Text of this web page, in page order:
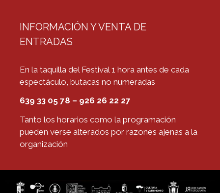
INFORMACIÓN Y VENTA DE
ENTRADAS
En la taquilla del Festival 1 hora antes de cada
espectáculo, butacas no numeradas
639 33 05 78 – 926 26 22 27
Tanto los horarios como la programación
pueden verse alterados por razones ajenas a la
organización